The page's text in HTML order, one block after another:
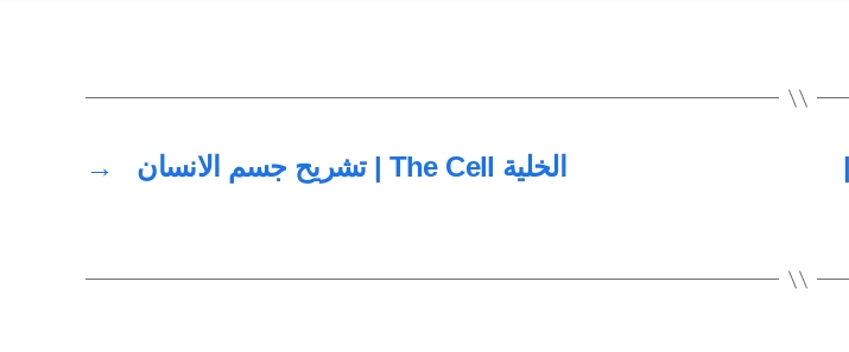
المرارة Gallbladder | القنوات الصفراوية Bile Ducts |
→ الخلية The Cell | تشريح جسم الانسان